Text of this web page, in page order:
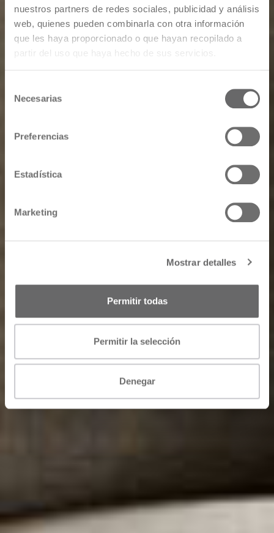
nuestros partners de redes sociales, publicidad y análisis
web, quienes pueden combinarla con otra información
que les haya proporcionado o que hayan recopilado a
partir del uso que haya hecho de sus servicios.
Necesarias
Preferencias
Estadística
Marketing
Mostrar detalles
Permitir todas
Permitir la selección
Denegar